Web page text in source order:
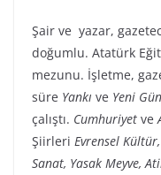
Şair ve yazar,
doğumlu. Atatürk
mezunu. İşletme,
süre Yankı ve Yeni
çalıştı. Cumhuriyet ve
Şiirleri Evrensel
Sanat, Yasak Meyve,